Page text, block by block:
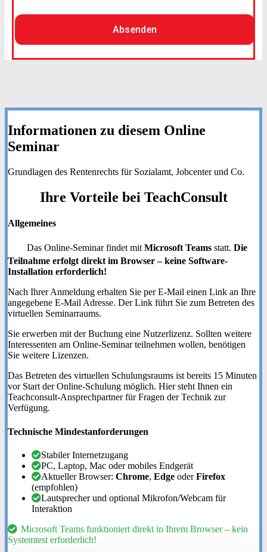
Absenden
Informationen zu diesem Online
Seminar
Grundlagen des Rentenrechts für Sozialamt, Jobcenter und Co.
Ihre Vorteile bei TeachConsult
Allgemeines
Das Online-Seminar findet mit Microsoft Teams statt. Die
Teilnahme erfolgt direkt im Browser – keine Software-
Installation erforderlich!
Nach Ihrer Anmeldung erhalten Sie per E-Mail einen Link an Ihre
angegebene E-Mail Adresse. Der Link führt Sie zum Betreten des
virtuellen Seminarraums.
Sie erwerben mit der Buchung eine Nutzerlizenz. Sollten weitere
Interessenten am Online-Seminar teilnehmen wollen, benötigen
Sie weitere Lizenzen.
Das Betreten des virtuellen Schulungsraums ist bereits 15 Minuten
vor Start der Online-Schulung möglich. Hier steht Ihnen ein
Teachconsult-Ansprechpartner für Fragen der Technik zur
Verfügung.
Technische Mindestanforderungen
Stabiler Internetzugang
PC, Laptop, Mac oder mobiles Endgerät
Aktueller Browser: Chrome, Edge oderFirefox
(empfohlen)
Lautsprecher und optional Mikrofon/Webcam für
Interaktion
Microsoft Teams funktioniert direkt in Ihrem Browser – kein
Systemtest erforderlich!